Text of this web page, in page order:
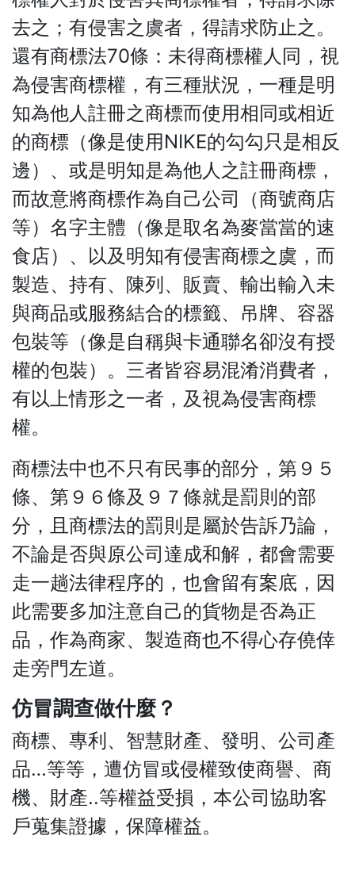
去之；有侵害之虞者，得請求防止之。
還有商標法70條：未得商標權人同，視
為侵害商標權，有三種狀況，一種是明
知為他人註冊之商標而使用相同或相近
的商標（像是使用NIKE的勾勾只是相反
邊）、或是明知是為他人之註冊商標，
而故意將商標作為自己公司（商號商店
等）名字主體（像是取名為麥當當的速
食店）、以及明知有侵害商標之虞，而
製造、持有、陳列、販賣、輸出輸入未
與商品或服務結合的標籤、吊牌、容器
包裝等（像是自稱與卡通聯名卻沒有授
權的包裝）。三者皆容易混淆消費者，
有以上情形之一者，及視為侵害商標
權。
商標法中也不只有民事的部分，第９５
條、第９６條及９７條就是罰則的部
分，且商標法的罰則是屬於告訴乃論，
不論是否與原公司達成和解，都會需要
走一趟法律程序的，也會留有案底，因
此需要多加注意自己的貨物是否為正
品，作為商家、製造商也不得心存僥倖
走旁門左道。
仿冒調查做什麼？
商標、專利、智慧財產、發明、公司產
品…等等，遭仿冒或侵權致使商譽、商
機、財產..等權益受損，本公司協助客
戶蒐集證據，保障權益。